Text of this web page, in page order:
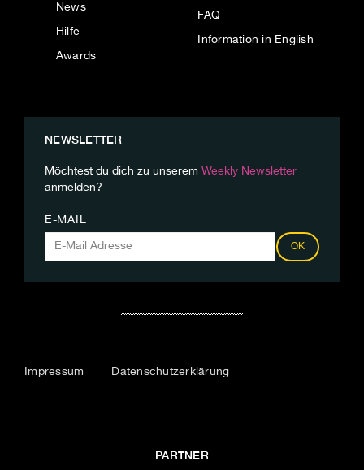
News
Hilfe
Awards
FAQ
Information in English
NEWSLETTER
Möchtest du dich zu unserem Weekly Newsletter
anmelden?
E-MAIL
OK
Impressum Datenschutzerklärung
PARTNER